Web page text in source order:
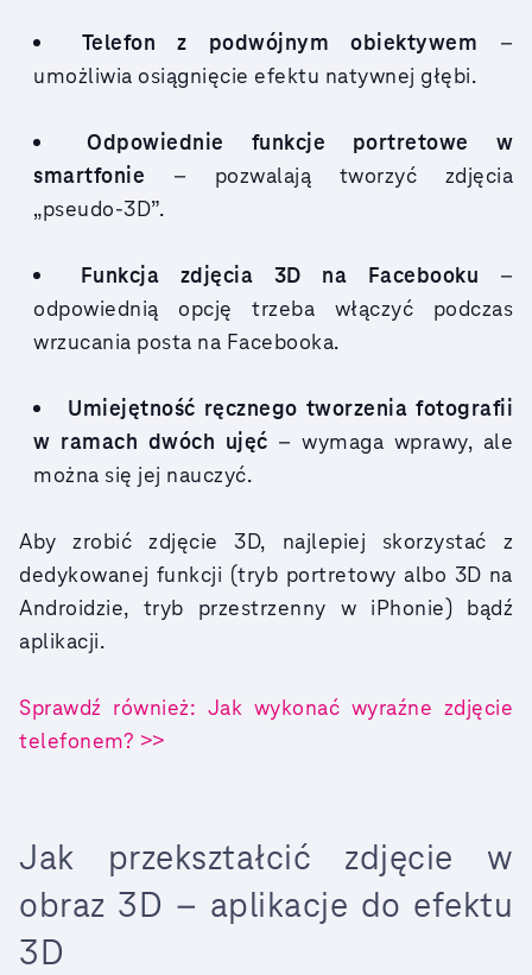
Telefon z podwójnym obiektywem –
umożliwia osiągnięcie efektu natywnej głębi.
Odpowiednie funkcje portretowe w
smartfonie – pozwalają tworzyć zdjęcia
„pseudo-3D”.
Funkcja zdjęcia 3D na Facebooku –
odpowiednią opcję trzeba włączyć podczas
wrzucania posta na Facebooka.
Umiejętność ręcznego tworzenia fotografii
w ramach dwóch ujęć – wymaga wprawy, ale
można się jej nauczyć.
Aby zrobić zdjęcie 3D, najlepiej skorzystać z
dedykowanej funkcji (tryb portretowy albo 3D na
Androidzie, tryb przestrzenny w iPhonie) bądź
aplikacji.
Sprawdź również: Jak wykonać wyraźne zdjęcie
telefonem? >>
Jak przekształcić zdjęcie w
obraz 3D – aplikacje do efektu
3D